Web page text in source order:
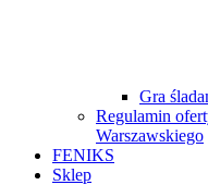
Gra
Regulamin
Warszawskiego
FENIKS
Sklep